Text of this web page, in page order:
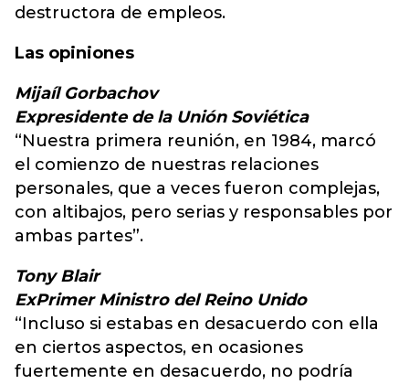
destructora de empleos.
Las opiniones
Mijaíl Gorbachov
Expresidente de la Unión Soviética
“Nuestra primera reunión, en 1984, marcó
el comienzo de nuestras relaciones
personales, que a veces fueron complejas,
con altibajos, pero serias y responsables por
ambas partes”.
Tony Blair
ExPrimer Ministro del Reino Unido
“Incluso si estabas en desacuerdo con ella
en ciertos aspectos, en ocasiones
fuertemente en desacuerdo, no podría